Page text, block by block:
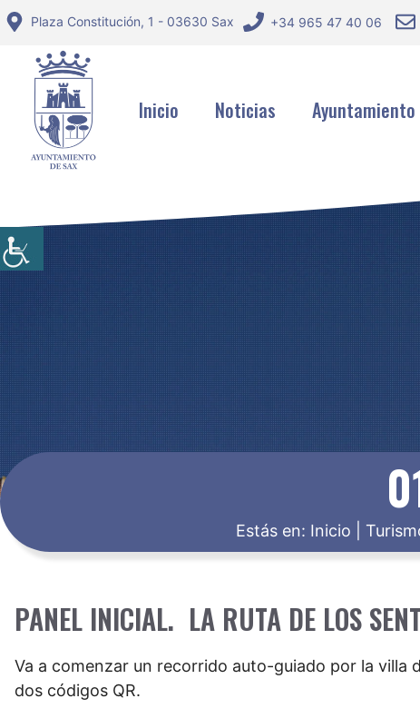
Saltar
contenido
Plaza Constitución, 1 - 03630 Sax +34 965 47 40 06
Inicio Noticias Ayuntamiento
Estás en: Inicio
PANEL INICIAL. LA RUTA DE LOS
Va a comenzar un recorrido auto-guiado por la villa
dos códigos QR.